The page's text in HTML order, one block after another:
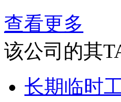
查看更多
该公司的其
长期临时